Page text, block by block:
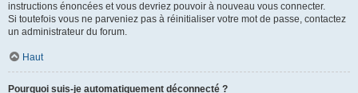
instructions énoncées et vous devriez pouvoir à nouveau vous connecter.
Si toutefois vous ne parveniez pas à réinitialiser votre mot de passe, contactez
un administrateur du forum.
Haut
Pourquoi suis-je automatiquement déconnecté ?